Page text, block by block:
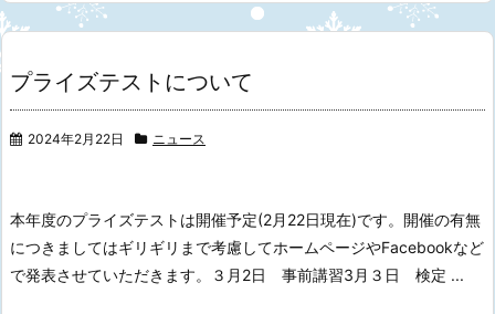
プライズテストについて
2024年2月22日 ニュース
本年度のプライズテストは開催予定(2月22日現在)です。 開催の有無
につきましてはギリギリまで考慮してホームページやFacebookなど
で発表させていただきます。
３月2日 事前講習3月３日 検定 ...